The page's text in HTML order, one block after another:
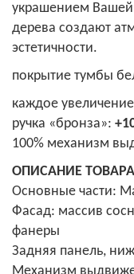
украшением Вашей
дерева создают
эстетичности.
покрытие тумбы
каждое
ручка «бронза»:
100% механизм
ОПИСАНИЕ ТОВАРА
Основные части:
Фасад: массив
фанеры
Задняя панель,